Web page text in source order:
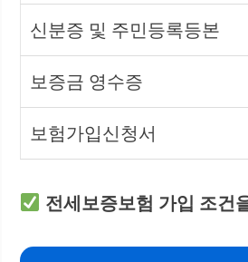
신분증 및 주민등록등본
보증금 영수증
보험가입신청서
전세보증보험 가입 조건